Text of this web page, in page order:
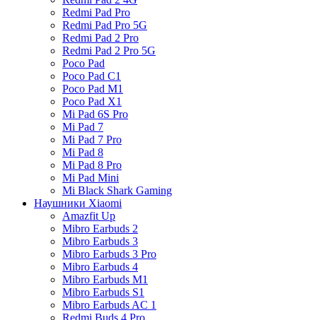
Redmi Pad Pro
Redmi Pad Pro 5G
Redmi Pad 2 Pro
Redmi Pad 2 Pro 5G
Poco Pad
Poco Pad C1
Poco Pad M1
Poco Pad X1
Mi Pad 6S Pro
Mi Pad 7
Mi Pad 7 Pro
Mi Pad 8
Mi Pad 8 Pro
Mi Pad Mini
Mi Black Shark Gaming
Наушники Xiaomi
Amazfit Up
Mibro Earbuds 2
Mibro Earbuds 3
Mibro Earbuds 3 Pro
Mibro Earbuds 4
Mibro Earbuds M1
Mibro Earbuds S1
Mibro Earbuds AC 1
Redmi Buds 4 Pro